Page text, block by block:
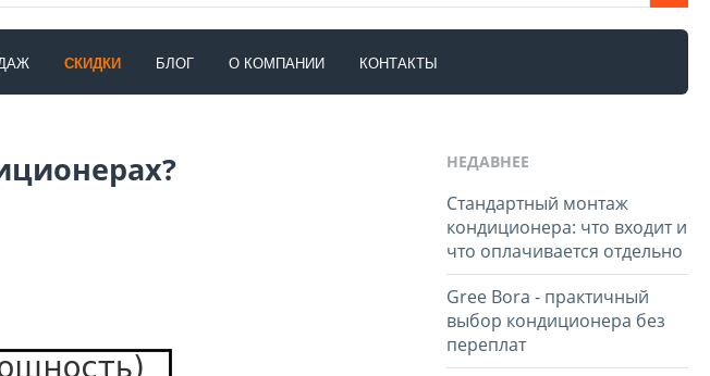
СКИДКИ БЛОГ О КОМПАНИИ КОНТАКТЫ
НЕДАВНЕЕ
Стандартный монтаж
кондиционера: что входит и
что оплачивается отдельно
Gree Bora - практичный
выбор кондиционера без
переплат